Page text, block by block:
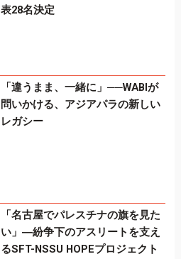
表28名決定
「違うまま、一緒に」──WABIが
問いかける、アジアパラの新しい
レガシー
「名古屋でパレスチナの旗を見た
い」―紛争下のアスリートを支え
るSFT-NSSU HOPEプロジェクト